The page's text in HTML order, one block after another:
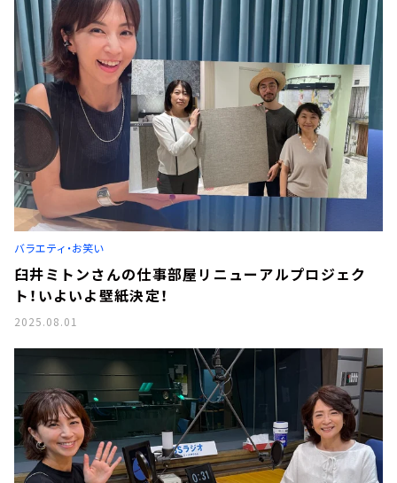
バラエティ・お笑い
臼井ミトンさんの仕事部屋リニューアルプロジェク
ト！いよいよ壁紙決定！
2025.08.01